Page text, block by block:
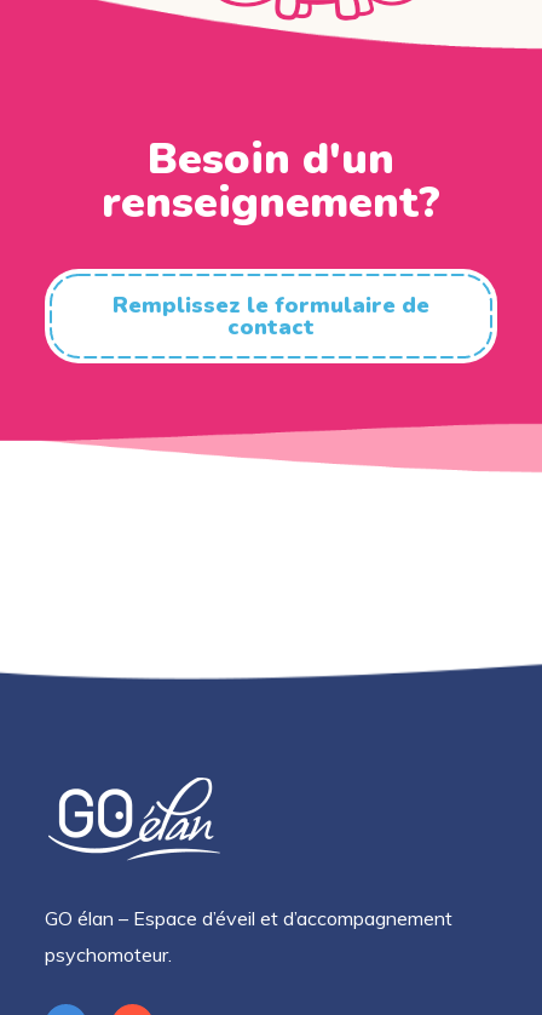
Besoin d'un
renseignement?
Remplissez le formulaire de
contact
GO élan – Espace d’éveil et d’accompagnement
psychomoteur.